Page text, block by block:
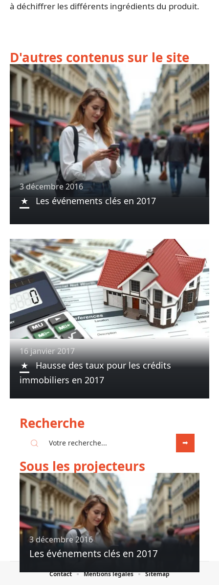
à déchiffrer les différents ingrédients du produit.
D'autres contenus sur le site
3 décembre 2016
Les événements clés en 2017
16 janvier 2017
Hausse des taux pour les crédits
immobiliers en 2017
Recherche
Sous les projecteurs
3 décembre 2016
Les événements clés en 2017
Contact Mentions légales Sitemap